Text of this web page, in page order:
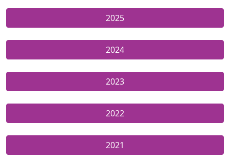
2025
2024
2023
2022
2021